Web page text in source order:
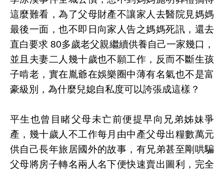
這麼難看，為了父母財產不讓家人去醫院見媽媽
最後一面，也不即日向家人告之媽媽死訊，還去
直白要求 80多歲老父親繼續供養自己一家幾口，
並且夫妻二人幾十歲也不願工作，反而不斷生孩
子啃老，實在胤爺在娛樂圈中薄有名氣也不是富
豪級別，為什麼兒媳自私度可以誇張成這樣？
平生也曾目睹父母未亡前便提早向兄弟姊妹爭
產，幾十歲人不工作每月由中產父母出糧數萬元
供自己長年旅居國外的故事，有兄弟甚至剛哄騙
父母將房子轉名兩人名下便快速賣出圖利，完全